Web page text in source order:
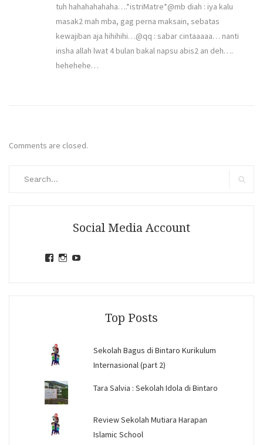
tuh hahahahahaha….*istriMatre*@mb diah : iya kalu
masak2 mah mba, gag perna maksain, sebatas
kewajiban aja hihihihi…@qq : sabar cintaaaaa… nanti
insha allah lwat 4 bulan bakal napsu abis2 an deh….
hehehehe…
Comments are closed.
Social Media Account
ViewView
Top Posts
Sekolah Bagus di Bintaro Kurikulum
Internasional (part 2)
Tara Salvia : Sekolah Idola di Bintaro
Review Sekolah Mutiara Harapan
Islamic School